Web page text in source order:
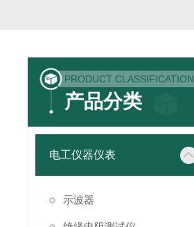
PRODUCT CLASSIFICATION
产品分类
电工仪器仪表
示波器